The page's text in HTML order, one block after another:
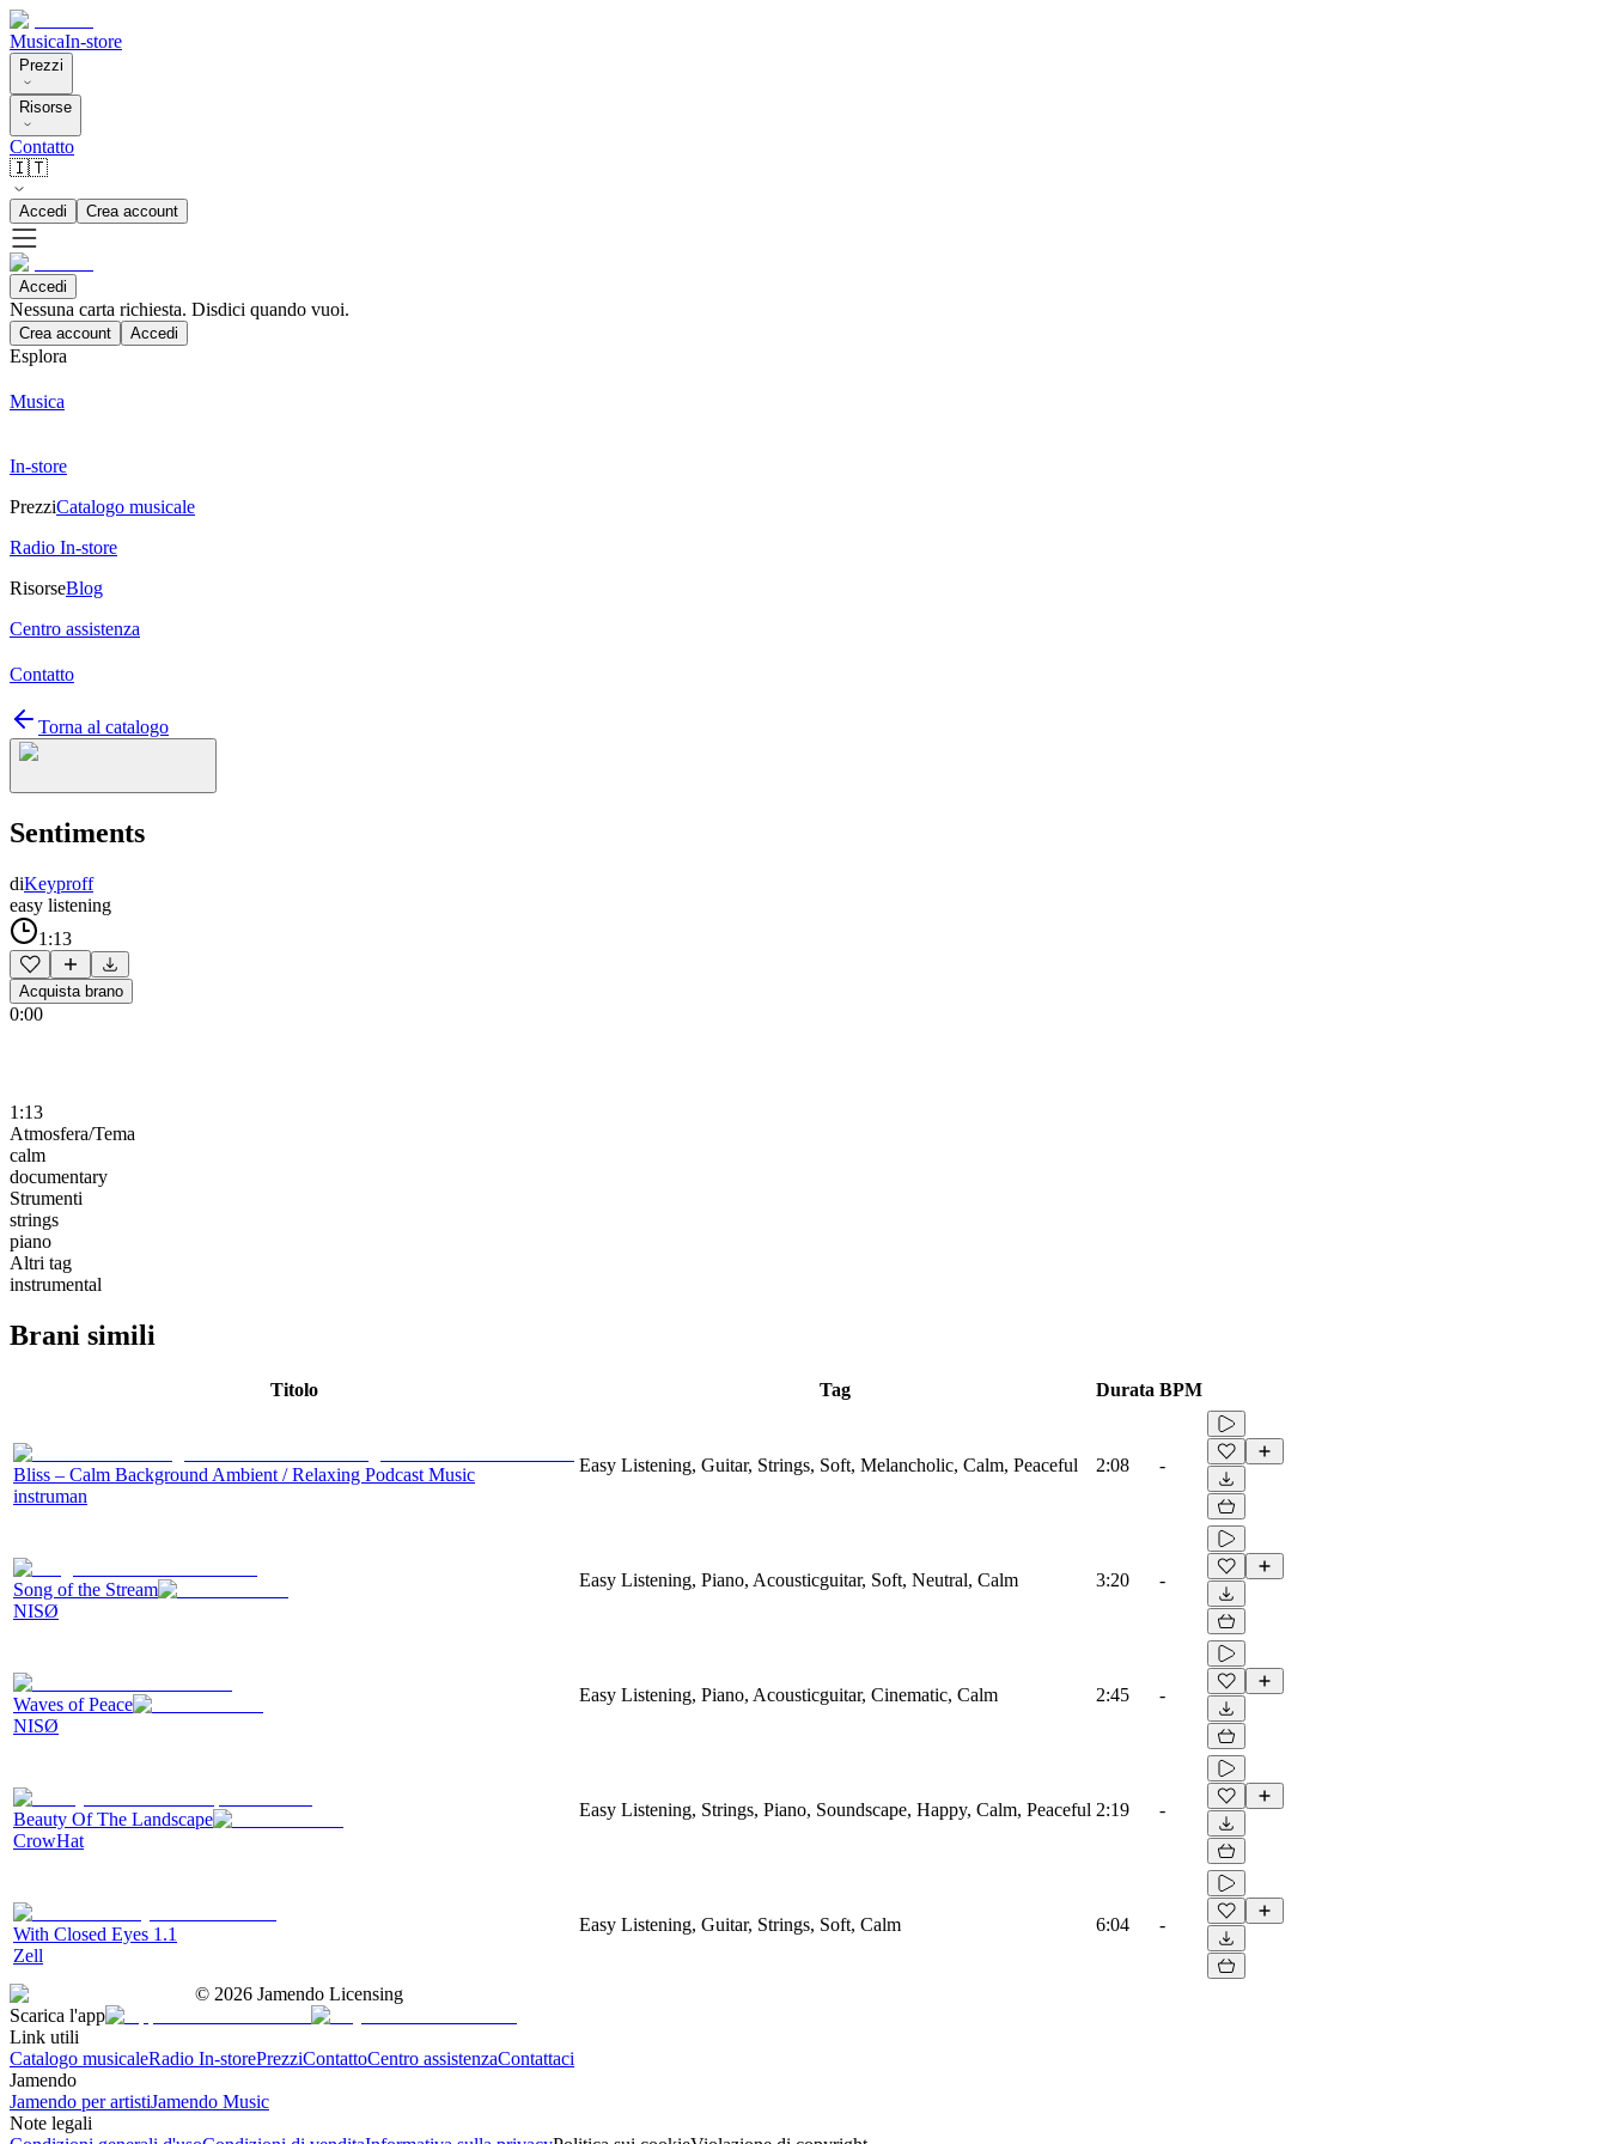
MusicaIn-store
Prezzi
Risorse
Contatto
🇮🇹
Accedi Crea account
Accedi
Nessuna carta richiesta. Disdici quando vuoi.
Crea account Accedi
Esplora
Musica
In-store
PrezziCatalogo musicale
Radio In-store
RisorseBlog
Centro assistenza
Contatto
Torna al catalogo
Sentiments
diKeyproff
easy listening
1:13
Acquista brano
0:00
1:13
Atmosfera/Tema
calm
documentary
Strumenti
strings
piano
Altri tag
instrumental
Brani simili
Titolo Tag Durata BPM
Bliss – Calm Background Ambient / Relaxing Podcast Music
instruman
Easy Listening, Guitar, Strings, Soft, Melancholic, Calm, Peaceful 2:08 -
Song of the Stream
NISØ
Easy Listening, Piano, Acousticguitar, Soft, Neutral, Calm 3:20 -
Waves of Peace
NISØ
Easy Listening, Piano, Acousticguitar, Cinematic, Calm 2:45 -
Beauty Of The Landscape
CrowHat
Easy Listening, Strings, Piano, Soundscape, Happy, Calm, Peaceful 2:19 -
With Closed Eyes 1.1
Zell
Easy Listening, Guitar, Strings, Soft, Calm 6:04 -
© 2026 Jamendo Licensing
Scarica l'app
Link utili
Catalogo musicaleRadio In-storePrezziContattoCentro assistenzaContattaci
Jamendo
Jamendo per artistiJamendo Music
Note legali